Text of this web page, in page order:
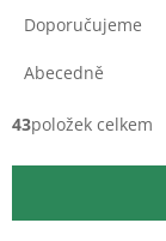
í
Doporučujeme
Abecedně
43položek celkem